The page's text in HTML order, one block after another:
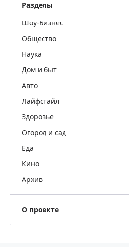
Разделы
Шоу-Бизнес
Общество
Наука
Дом и быт
Авто
Лайфстайл
Здоровье
Огород и сад
Еда
Кино
Архив
О проекте